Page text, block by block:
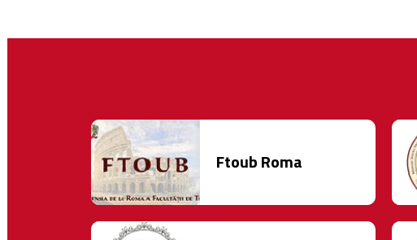
Ftoub Roma